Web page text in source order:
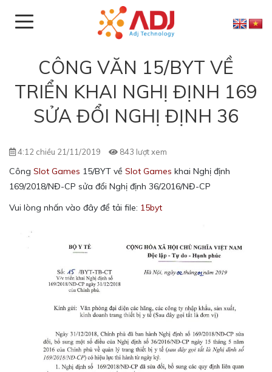
CÔNG VĂN 15/BYT VỀ
TRIỂN KHAI NGHỊ ĐỊNH 169
SỬA ĐỔI NGHỊ ĐỊNH 36
4:12 chiều 21/11/2019 843 lượt xem
Công Slot Games 15/BYT về Slot Games khai Nghị định
169/2018/NĐ-CP sửa đổi Nghị định 36/2016/NĐ-CP
Vui lòng nhấn vào đây để tải file: 15byt